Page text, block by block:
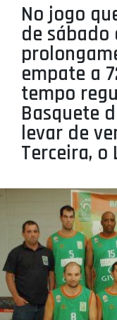
SELEÇÕES
ÁREA
PROJETOS
LIGA BETCLIC
LIGA BETCLIC
No jogo
de sábado
empate a
tempo
Basquete
levar de
Terceira, o